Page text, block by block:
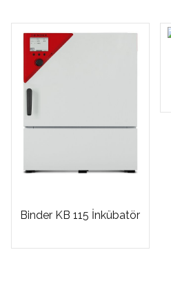
Binder KB 115 İnkübatör